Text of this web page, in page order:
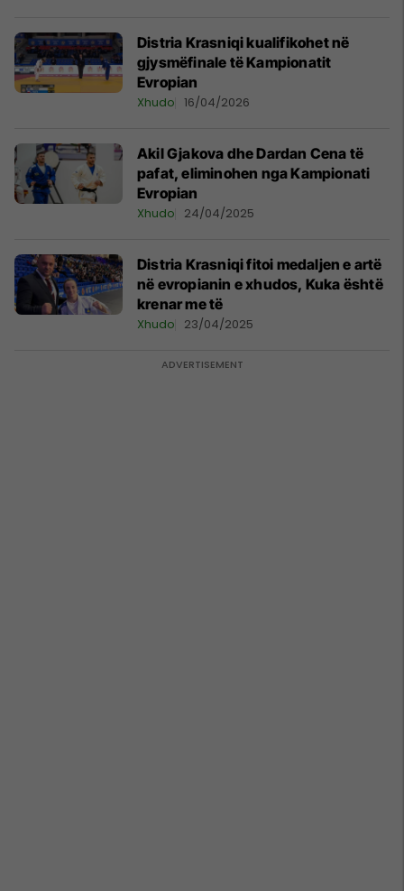
Distria Krasniqi kualifikohet në
gjysmëfinale të Kampionatit
Evropian
Xhudo 16/04/2026
Akil Gjakova dhe Dardan Cena të
pafat, eliminohen nga Kampionati
Evropian
Xhudo 24/04/2025
Distria Krasniqi fitoi medaljen e artë
në evropianin e xhudos, Kuka është
krenar me të
Xhudo 23/04/2025